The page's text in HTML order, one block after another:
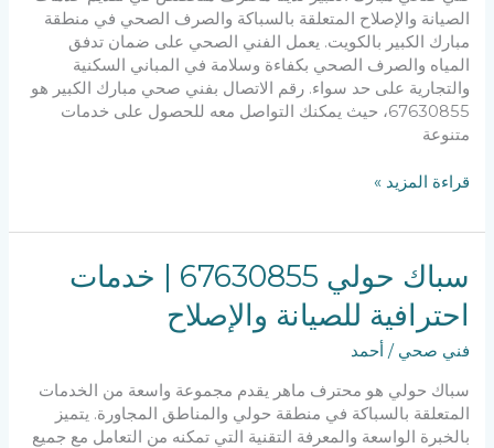
الصيانة والإصلاح المتعلقة بالسباكة والصرف الصحي في منطقة
مبارك الكبير بالكويت. يعمل الفني الصحي على ضمان تدفق
المياه والصرف الصحي بكفاءة وسلامة في المباني السكنية
والتجارية على حد سواء. رقم الاتصال بفني صحي مبارك الكبير هو
67630855، حيث يمكنك التواصل معه للحصول على خدمات
متنوعة
قراءة المزيد »
سباك حولي 67630855 | خدمات
احترافية للصيانة والإصلاح
فني صحي / أحمد
سباك حولي هو محترف ماهر يقدم مجموعة واسعة من الخدمات
المتعلقة بالسباكة في منطقة حولي والمناطق المجاورة. يتميز
بالخبرة الواسعة والمعرفة التقنية التي تمكنه من التعامل مع جميع
سباك
حولي
67630855
خدمات
احترافية
للصيانة
والإصلاح